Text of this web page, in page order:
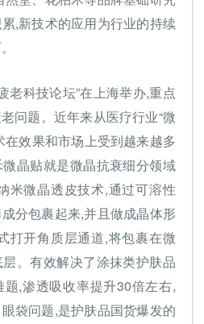
,新技术的应用为行业的持续
老科技论坛”在上海举办,重点
问题。近年来从医疗行业“微
在效果和市场上受到越来越多
晶贴就是微晶抗衰细分领域
米微晶透皮技术,通过可溶性
分包裹起来,并且做成晶体形
打开角质层通道,将包裹在微
。有效解决了涂抹类护肤品
,渗透吸收率提升30倍左右,
袋问题,是护肤品国货爆发的